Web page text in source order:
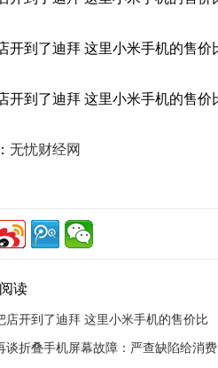
无忧财经网
读
店开到了迪拜 这里小米手机的售价比
谈折叠手机屏幕故障：严查缺陷给消费